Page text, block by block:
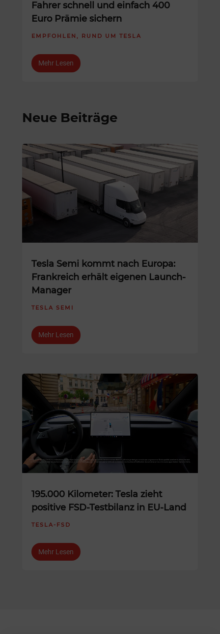
Fahrer schnell und einfach 400
Euro Prämie sichern
EMPFOHLEN , RUND UM TESLA
Mehr Lesen
Neue Beiträge
Tesla Semi kommt nach Europa:
Frankreich erhält eigenen Launch-
Manager
TESLA SEMI
Mehr Lesen
195.000 Kilometer: Tesla zieht
positive FSD-Testbilanz in EU-Land
TESLA-FSD
Mehr Lesen